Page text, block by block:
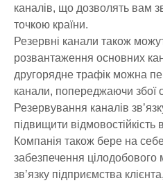
каналів, що дозволять вам
точкою країни.
Резервні канали також
розвантаження основних
другорядне трафік можна
канали, попереджаючи збої
Резервування каналів
підвищити
Компанія також бере на
забезпечення цілодобового
зв’язку підприємства